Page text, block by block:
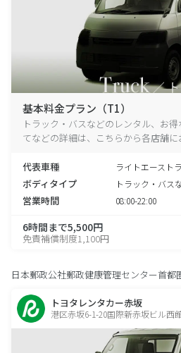
基本料金プラン（T1）
トラック・バスなどのレンタル、お
てなどの詳細は、こちらから各店舗に
代表車種 ライトエースト
ボディタイプ トラック・バス
営業時間 08:00-22:00
6時間まで5,500円
免責補償制度1,100円
日本郵政公社郵政健康管理センター首都
トヨタレンタカー赤坂
港区赤坂6-1-20国際新赤坂ビル西